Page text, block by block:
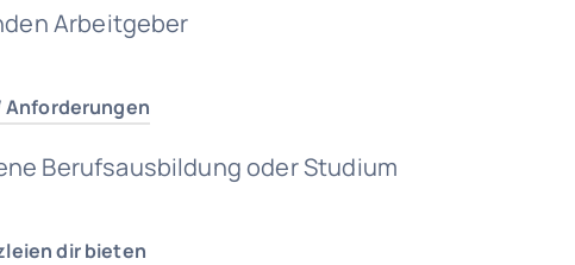
Arbeitgeber
Berufsausbildung oder Studium
dir bieten